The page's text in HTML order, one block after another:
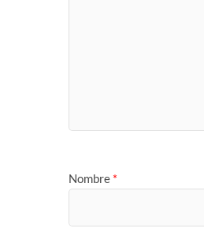
Nombre *